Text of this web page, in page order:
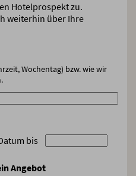
Hotelprospekt zu.
weiterhin über Ihre
Wochentag) bzw. wie wir
bis
Angebot